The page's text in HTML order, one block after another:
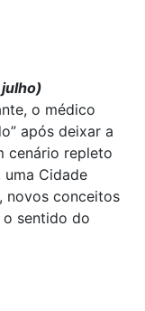
o médico
após deixar a
cenário repleto
uma Cidade
novos conceitos
o sentido do